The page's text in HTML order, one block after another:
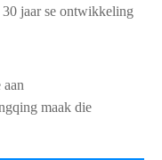
jaar se ontwikkeling
maak die